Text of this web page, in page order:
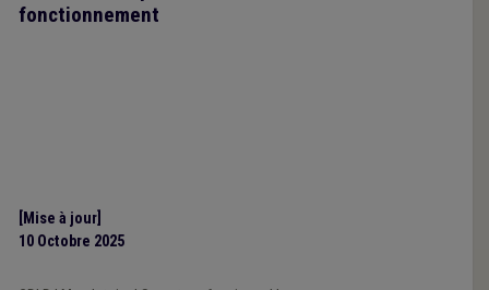
fonctionnement
[Mise à jour]
10 Octobre 2025